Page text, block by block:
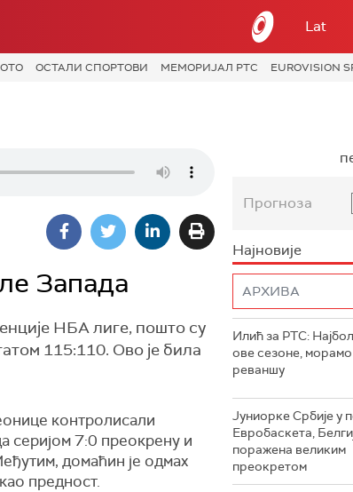
Lat
ОСТАЛИ СПОРТОВИ МЕМОРИЈАЛ РТС EUROVISION
Запада
НБА лиге, пошто су
115:110. Ово је била
контролисали
серијом 7:0 преокрену и
домаћин је одмах
предност.
Прогноза
Најновије
Илић за РТС:
ове сезоне, морамо
реваншу
Јуниорке Србије у
Евробаскета,
поражена великим
преокретом